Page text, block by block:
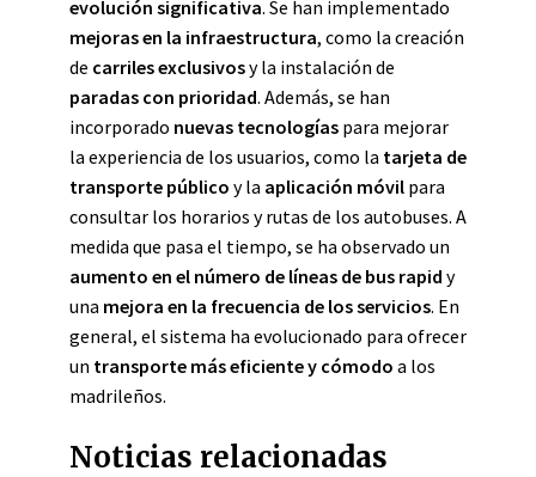
evolución significativa. Se han implementado
mejoras en la infraestructura, como la creación
de carriles exclusivosy la instalación de
paradas con prioridad. Además, se han
incorporado nuevas tecnologías para mejorar
la experiencia de los usuarios, como la tarjeta de
transporte público y la aplicación móvil para
consultar los horarios y rutas de los autobuses. A
medida que pasa el tiempo, se ha observado un
aumento en el número de líneas de bus rapid y
una mejora en la frecuencia de los servicios. En
general, el sistema ha evolucionado para ofrecer
un transporte más eficiente y cómodo a los
madrileños.
Noticias relacionadas